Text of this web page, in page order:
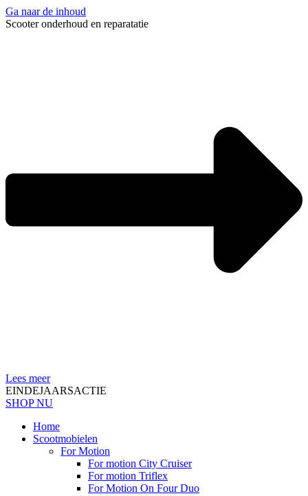
Ga naar de inhoud
Scooter onderhoud en reparatatie
Lees meer
EINDEJAARSACTIE
SHOP NU
Home
Scootmobielen
For Motion
For motion City Cruiser
For motion Triflex
For Motion On Four Duo